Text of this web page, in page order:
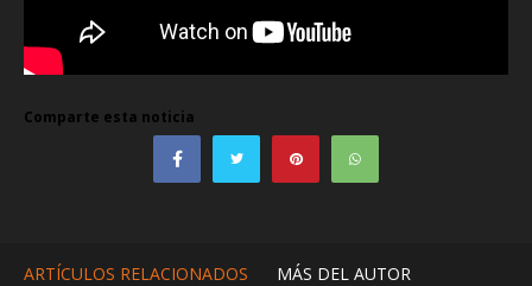
Comparte esta noticia
ARTÍCULOS RELACIONADOS MÁS DEL AUTOR